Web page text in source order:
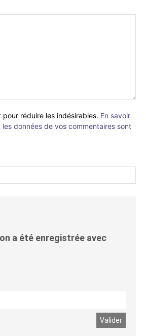
pour réduire les indésirables. En savoir
données de vos commentaires sont
a été enregistrée avec